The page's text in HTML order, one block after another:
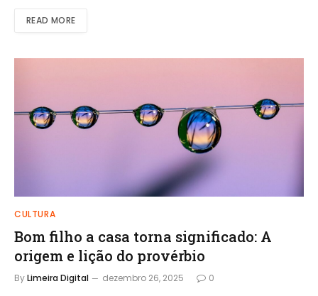
READ MORE
CULTURA
Bom filho a casa torna significado: A
origem e lição do provérbio
ByLimeira Digital dezembro 26, 2025 0